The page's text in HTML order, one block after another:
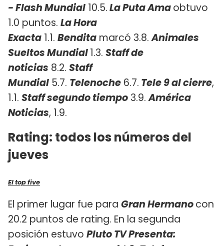
- Flash Mundial 10.5.La Puta Amaobtuvo
1.0 puntos. La Hora
Exacta 1.1. Bendita marcó 3.8.Animales
Sueltos Mundial1.3. Staff de
noticias 8.2. Staff
Mundial 5.7. Telenoche 6.7. Tele 9 al cierre,
1.1. Staff segundo tiempo 3.9.América
Noticias, 1.9.
Rating: todos los números del
jueves
El top five
El primer lugar fue para Gran Hermanocon
20.2 puntos de rating. En la segunda
posición estuvo Pluto TV Presenta: